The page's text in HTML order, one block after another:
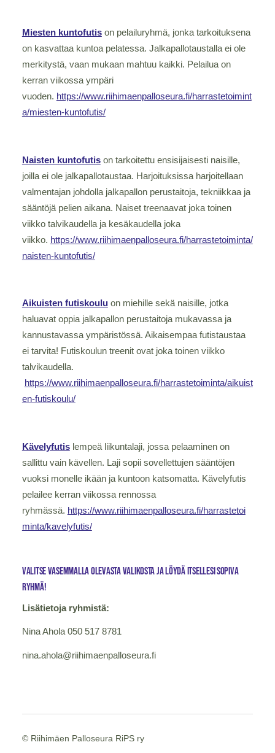
Miesten kuntofutis on pelailuryhmä, jonka tarkoituksena
on kasvattaa kuntoa pelatessa. Jalkapallotaustalla ei ole
merkitystä, vaan mukaan mahtuu kaikki. Pelailua on
kerran viikossa ympäri
vuoden. https://www.riihimaenpalloseura.fi/harrastetoimint
a/miesten-kuntofutis/
Naisten kuntofutis on tarkoitettu ensisijaisesti naisille,
joilla ei ole jalkapallotaustaa. Harjoituksissa harjoitellaan
valmentajan johdolla jalkapallon perustaitoja, tekniikkaa ja
sääntöjä pelien aikana. Naiset treenaavat joka toinen
viikko talvikaudella ja kesäkaudella joka
viikko. https://www.riihimaenpalloseura.fi/harrastetoiminta/
naisten-kuntofutis/
Aikuisten futiskoulu on miehille sekä naisille, jotka
haluavat oppia jalkapallon perustaitoja mukavassa ja
kannustavassa ympäristössä. Aikaisempaa futistaustaa
ei tarvita! Futiskoulun treenit ovat joka toinen viikko
talvikaudella.
https://www.riihimaenpalloseura.fi/harrastetoiminta/aikuist
en-futiskoulu/
Kävelyfutis lempeä liikuntalaji, jossa pelaaminen on
sallittu vain kävellen. Laji sopii sovellettujen sääntöjen
vuoksi monelle ikään ja kuntoon katsomatta. Kävelyfutis
pelailee kerran viikossa rennossa
ryhmässä. https://www.riihimaenpalloseura.fi/harrastetoi
minta/kavelyfutis/
Valitse vasemmalla olevasta valikosta ja löydä itsellesi sopiva
ryhmä!
Lisätietoja ryhmistä:
Nina Ahola 050 517 8781
nina.ahola@riihimaenpalloseura.fi
© Riihimäen Palloseura RiPS ry